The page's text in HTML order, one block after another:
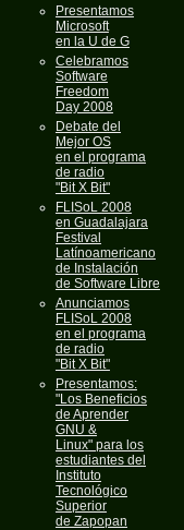
Presentamos
Microsoft
en la U de G
Celebramos
Software
Freedom
Day 2008
Debate del
Mejor OS
en el programa
de radio
"Bit X Bit"
FLISoL 2008
en Guadalajara
Festival
Latínoamericano
de Instalación
de Software Libre
Anunciamos
FLISoL 2008
en el programa
de radio
"Bit X Bit"
Presentamos:
"Los Beneficios
de Aprender
GNU &
Linux" para los
estudiantes del
Instituto
Tecnológico
Superior
de Zapopan